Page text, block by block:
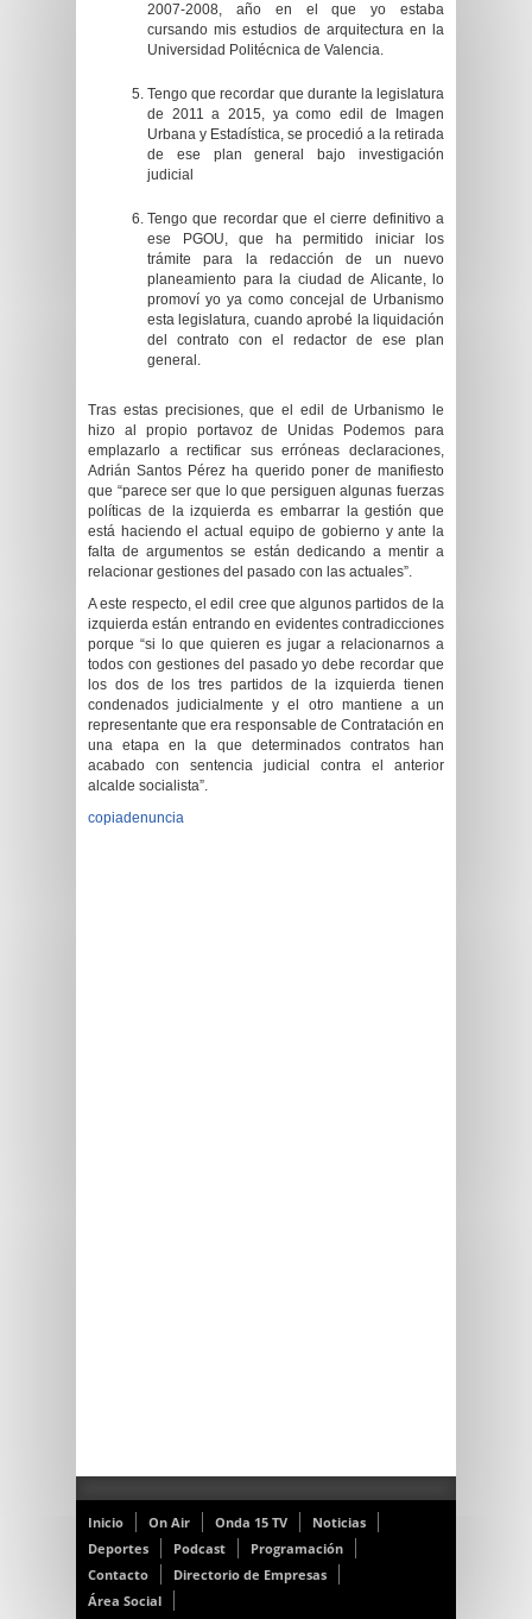
2007-2008, año en el que yo estaba
cursando mis estudios de arquitectura en la
Universidad Politécnica de Valencia.
Tengo que recordar que durante la legislatura
de 2011 a 2015, ya como edil de Imagen
Urbana y Estadística, se procedió a la retirada
de ese plan general bajo investigación
judicial
Tengo que recordar que el cierre definitivo a
ese PGOU, que ha permitido iniciar los
trámite para la redacción de un nuevo
planeamiento para la ciudad de Alicante, lo
promoví yo ya como concejal de Urbanismo
esta legislatura, cuando aprobé la liquidación
del contrato con el redactor de ese plan
general.
Tras estas precisiones, que el edil de Urbanismo le
hizo al propio portavoz de Unidas Podemos para
emplazarlo a rectificar sus erróneas declaraciones,
Adrián Santos Pérez ha querido poner de manifiesto
que “parece ser que lo que persiguen algunas fuerzas
políticas de la izquierda es embarrar la gestión que
está haciendo el actual equipo de gobierno y ante la
falta de argumentos se están dedicando a mentir a
relacionar gestiones del pasado con las actuales”.
A este respecto, el edil cree que algunos partidos de la
izquierda están entrando en evidentes contradicciones
porque “si lo que quieren es jugar a relacionarnos a
todos con gestiones del pasado yo debe recordar que
los dos de los tres partidos de la izquierda tienen
condenados judicialmente y el otro mantiene a un
representante que era responsable de Contratación en
una etapa en la que determinados contratos han
acabado con sentencia judicial contra el anterior
alcalde socialista”.
copiadenuncia
Inicio On Air Onda 15 TV
Noticias
Deportes
Podcast
Programación
Contacto
Directorio de Empresas
Área Social